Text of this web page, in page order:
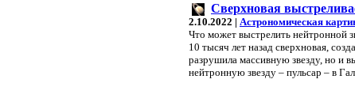
Сверхновая
2.10.2022 | Астрономическая
Что может выстрелить нейтронной
10 тысяч лет назад сверхновая,
разрушила массивную звезду, но и
нейтронную звезду – пульсар – в